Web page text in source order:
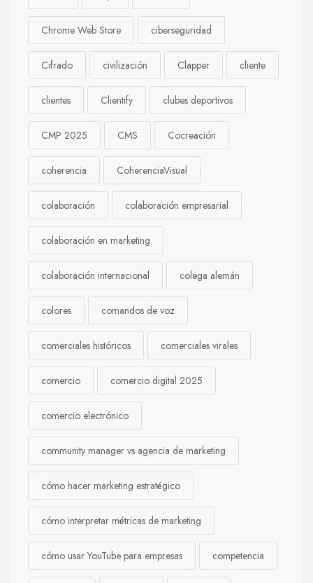
Chrome Web Store ciberseguridad
Cifrado civilización Clapper cliente
clientes Clientify clubes deportivos
CMP 2025 CMS Cocreación
coherencia CoherenciaVisual
colaboración colaboración empresarial
colaboración en marketing
colaboración internacional colega alemán
colores comandos de voz
comerciales históricos comerciales virales
comercio comercio digital 2025
comercio electrónico
community manager vs agencia de marketing
cómo hacer marketing estratégico
cómo interpretar métricas de marketing
cómo usar YouTube para empresas competencia